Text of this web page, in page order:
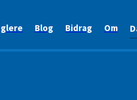
Blog Bidrag Om